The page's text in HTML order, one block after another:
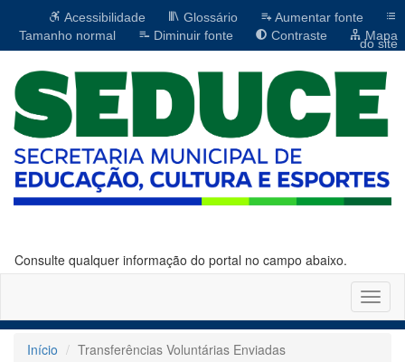
Acessibilidade Glossário
Aumentar fonte
Tamanho normal
Diminuir fonte Contraste Mapa
do site
Consulte qualquer informação do portal no campo abaixo.
Início
Transferências Voluntárias Enviadas